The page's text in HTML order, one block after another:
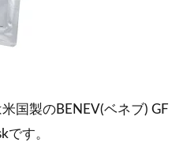
国製のBENEV(ベネブ) GF
です。